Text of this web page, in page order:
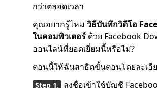
กว่าตลอดเวลา
คุณอยากรู้ไหม วิธีบันทึกวิดีโอ
ในคอมพิวเตอร์ ด้วย Facebook
ออนไลน์ที่ยอดเยี่ยมนี้หรือไม่?
ตอนนี้ให้ฉันสาธิตขั้นตอนโดยละเอี
ลงชื่อเข้าใช้บัญชี